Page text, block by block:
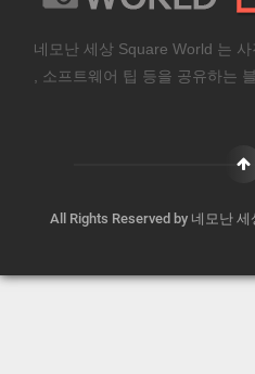
네모난 세상 Square World 는
, 소프트웨어 팁 등을 공유하는
All Rights Reserved by 네모난 세